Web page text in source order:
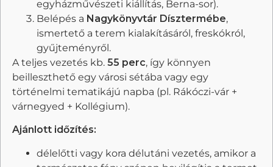
egyházművészeti kiállítás, Berna-sor).
Belépés a Nagykönyvtár Dísztermébe,
ismertető a terem kialakításáról, freskókról,
gyűjteményről.
A teljes vezetés kb. 55 perc, így könnyen
beilleszthető egy városi sétába vagy egy
történelmi tematikájú napba (pl. Rákóczi-vár +
várnegyed + Kollégium).
Ajánlott időzítés:
délelőtti vagy kora délutáni vezetés, amikor a